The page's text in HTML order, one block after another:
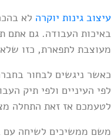
עיצוב גינות יוקרה לא
באיכות העבודה. גם אתם
מעוצבת לתפארת, כזו
כאשר ניגשים לבחור
לפי העיניים ולפי תיק
לטעמכם אז זאת התחלה
משם ממשיכים לשיחה